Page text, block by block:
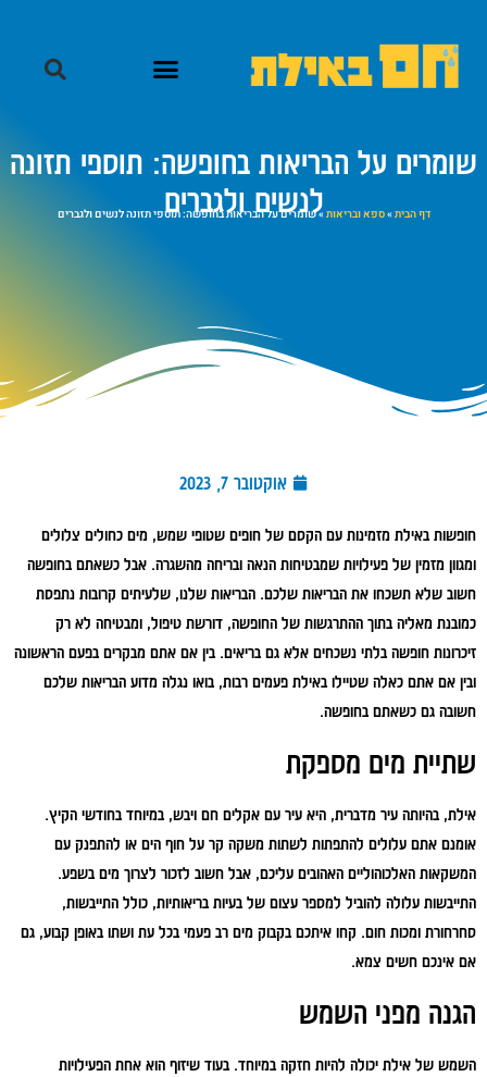
שומרים על הבריאות בחופשה: תוספי תזונה
לנשים ולגברים
דף הבית»ספא ובריאות»שומרים על הבריאות בחופשה: תוספי תזונה לנשים ולגברים
אוקטובר 7, 2023
חופשות באילת מזמינות עם הקסם של חופים שטופי שמש, מים כחולים צלולים
ומגוון מזמין של פעילויות שמבטיחות הנאה ובריחה מהשגרה. אבל כשאתם בחופשה
חשוב שלא תשכחו את הבריאות שלכם. הבריאות שלנו, שלעיתים קרובות נתפסת
כמובנת מאליה בתוך ההתרגשות של החופשה, דורשת טיפול, ומבטיחה לא רק
זיכרונות חופשה בלתי נשכחים אלא גם בריאים. בין אם אתם מבקרים בפעם הראשונה
ובין אם אתם כאלה שטיילו באילת פעמים רבות, בואו נגלה מדוע הבריאות שלכם
חשובה גם כשאתם בחופשה.
שתיית מים מספקת
אילת, בהיותה עיר מדברית, היא עיר עם אקלים חם ויבש, במיוחד בחודשי הקיץ.
אומנם אתם עלולים להתפתות לשתות משקה קר על חוף הים או להתפנק עם
המשקאות האלכוהוליים האהובים עליכם, אבל חשוב לזכור לצרוך מים בשפע.
התייבשות עלולה להוביל למספר עצום של בעיות בריאותיות, כולל התייבשות,
סחרחורת ומכות חום. קחו איתכם בקבוק מים רב פעמי בכל עת ושתו באופן קבוע, גם
אם אינכם חשים צמא.
הגנה מפני השמש
השמש של אילת יכולה להיות חזקה במיוחד. בעוד שיזוף הוא אחת הפעילויות